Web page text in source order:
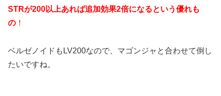
STRが200以上あれば追加効果2倍になるという優れも
の ！
ベルゼノイドもLV200なので、マゴンジャと合わせて倒し
たいですね。